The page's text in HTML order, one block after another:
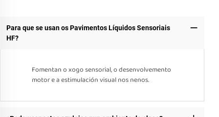
Para que se usan os Pavimentos Líquidos Sensoriais
HF?
Fomentan o xogo sensorial, o desenvolvemento
motor e a estimulación visual nos nenos.